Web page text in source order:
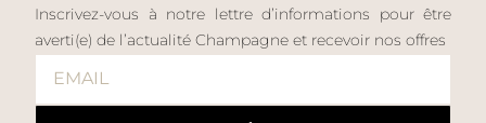
Inscrivez-vous à notre lettre d’informations pour être
averti(e) de l’actualité Champagne et recevoir nos offres